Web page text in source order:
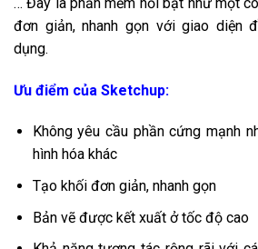
đơn giản, nhanh gọn với giao diện
dụng.
Ưu điểm của Sketchup:
Không yêu cầu phần cứng mạnh
hình hóa khác
Tạo khối đơn giản, nhanh gọn
Bản vẽ được kết xuất ở tốc độ cao